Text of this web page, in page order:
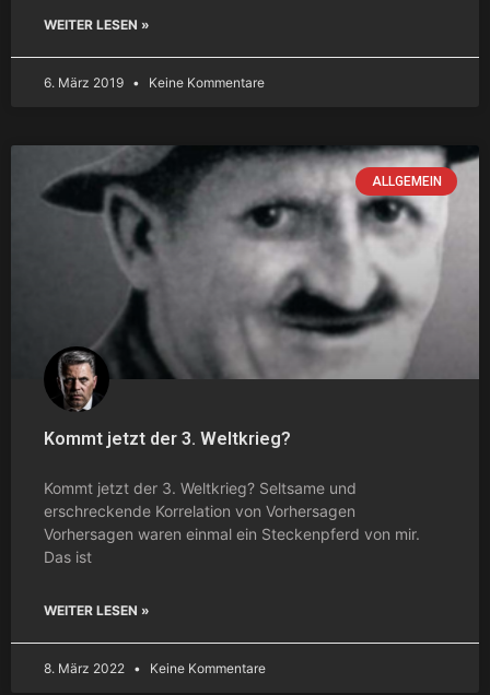
WEITER LESEN »
6. März 2019 Keine Kommentare
ALLGEMEIN
Kommt jetzt der 3. Weltkrieg?
Kommt jetzt der 3. Weltkrieg? Seltsame und
erschreckende Korrelation von Vorhersagen
Vorhersagen waren einmal ein Steckenpferd von mir.
Das ist
WEITER LESEN »
8. März 2022 Keine Kommentare